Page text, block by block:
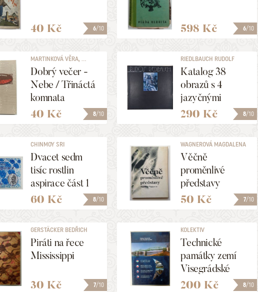
6/10
40 Kč 6/10
598 Kč
8/10
MARTINKOVÁ VĚRA, ...
Dobrý večer -
Nebe / Třináctá
komnata
40 Kč 8/10
RIEDLBAUCH RUDOLF
Katalog 38
obrazů s 4
jazyčnými
popisy a
komentáři
290 Kč
8/10
CHINMOY SRI
Dvacet sedm
tisíc rostlin
aspirace část 1
60 Kč 7/10
WAGNEROVÁ MAGDALENA
Věčně
proměnlivé
představy
50 Kč
7/10
GERSTÄCKER BEDŘICH
Piráti na řece
Mississippi
30 Kč 8/10
KOLEKTIV
Technické
památky zemí
Visegrádské
čtyřky
200 Kč